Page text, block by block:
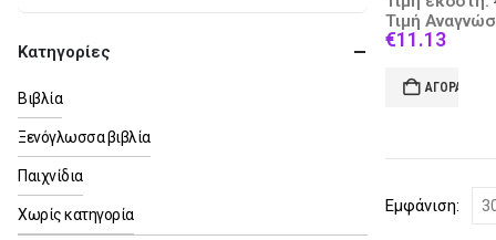
Τιμή
€11.13
is:
ΑΓΟΡΆ
Εμφάνιση:
Κατηγορίες
Βιβλία
Ξενόγλωσσα βιβλία
Παιχνίδια
Χωρίς κατηγορία